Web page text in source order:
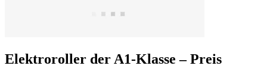
Elektroroller der A1-Klasse – Preis